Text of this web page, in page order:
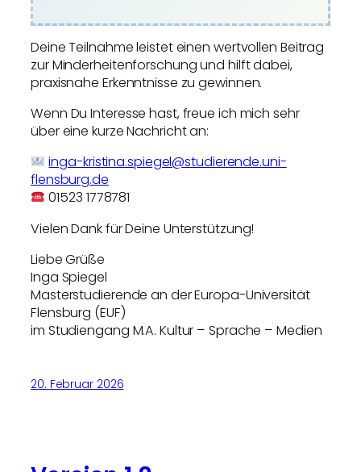
Deine Teilnahme leistet einen wertvollen Beitrag
zur Minderheitenforschung und hilft dabei,
praxisnahe Erkenntnisse zu gewinnen.
Wenn Du Interesse hast, freue ich mich sehr
über eine kurze Nachricht an:
inga-kristina.spiegel@studierende.uni-
flensburg.de
01523 1778781
Vielen Dank für Deine Unterstützung!
Liebe Grüße
Inga Spiegel
Masterstudierende an der Europa-Universität
Flensburg (EUF)
im Studiengang M.A. Kultur – Sprache – Medien
20. Februar 2026